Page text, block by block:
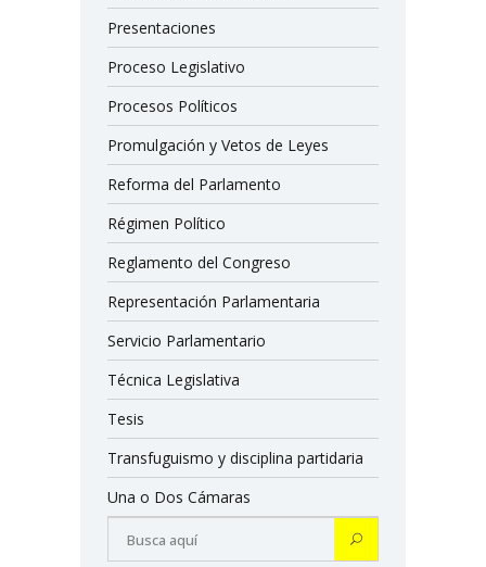
Presentaciones
Proceso Legislativo
Procesos Políticos
Promulgación y Vetos de Leyes
Reforma del Parlamento
Régimen Político
Reglamento del Congreso
Representación Parlamentaria
Servicio Parlamentario
Técnica Legislativa
Tesis
Transfuguismo y disciplina partidaria
Una o Dos Cámaras